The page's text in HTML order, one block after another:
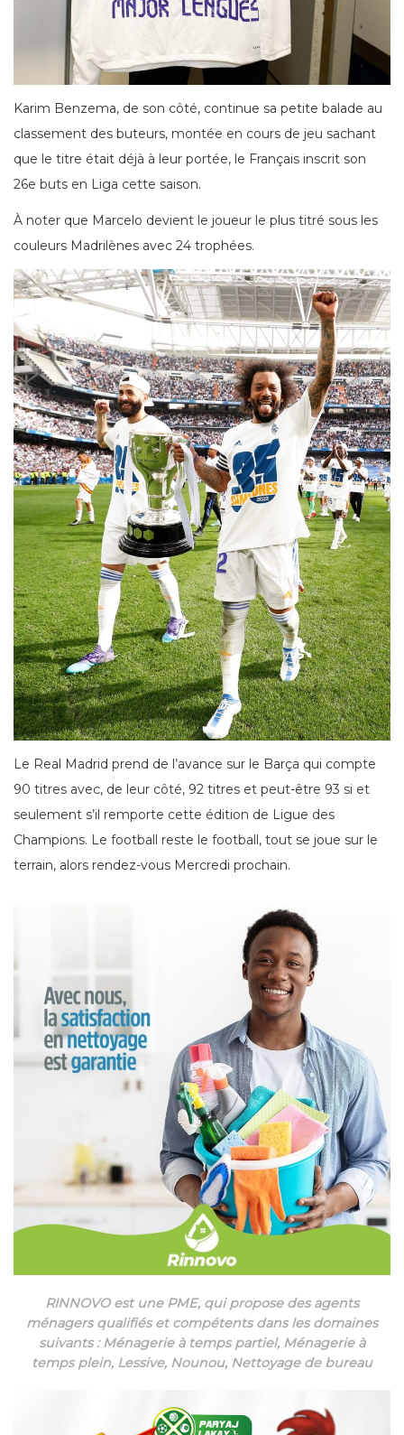
Karim Benzema, de son côté, continue sa petite balade au
classement des buteurs, montée en cours de jeu sachant
que le titre était déjà à leur portée, le Français inscrit son
26e buts en Liga cette saison.
À noter que Marcelo devient le joueur le plus titré sous les
couleurs Madrilènes avec 24 trophées.
Le Real Madrid prend de l’avance sur le Barça qui compte
90 titres avec, de leur côté, 92 titres et peut-être 93 si et
seulement s’il remporte cette édition de Ligue des
Champions. Le football reste le football, tout se joue sur le
terrain, alors rendez-vous Mercredi prochain.
RINNOVO est une PME, qui propose des agents
ménagers qualifiés et compétents dans les domaines
suivants : Ménagerie à temps partiel, Ménagerie à
temps plein, Lessive, Nounou, Nettoyage de bureau